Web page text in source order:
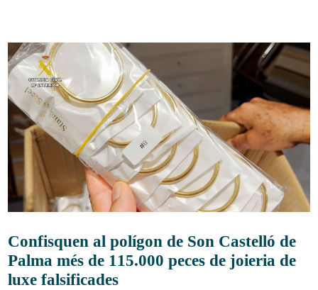
Confisquen al polígon de Son Castelló de
Palma més de 115.000 peces de joieria de
luxe falsificades